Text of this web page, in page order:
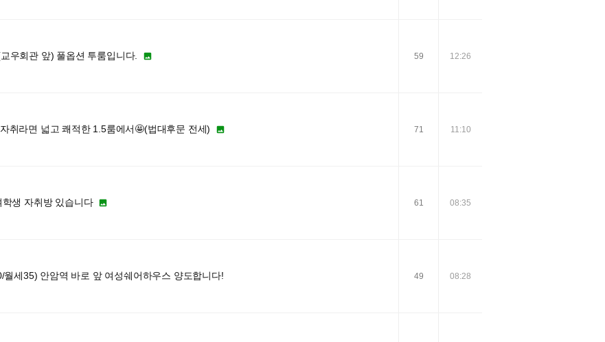
우회관 앞) 풀옵션 투룸입니다.  59 12:26
취라면 넓고 쾌적한 1.5룸에서🤩(법대후문 전세)  71 11:10
생 자취방 있습니다  61 08:35
월세35) 안암역 바로 앞 여성쉐어하우스 양도합니다! 49 08:28